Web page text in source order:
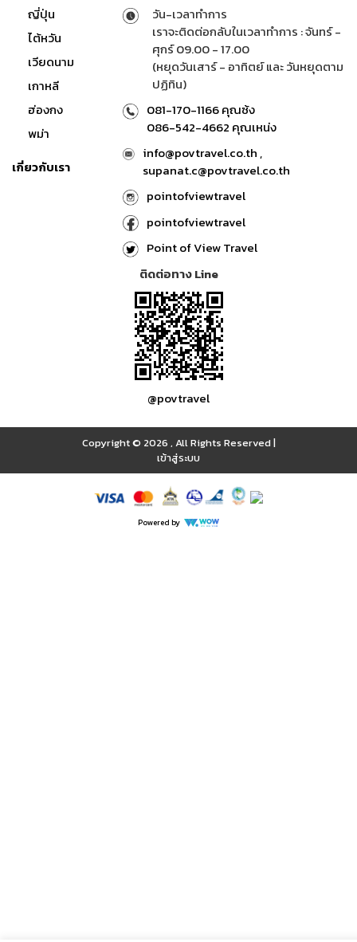
ญี่ปุ่น
ไต้หวัน
เวียดนาม
เกาหลี
ฮ่องกง
พม่า
เกี่ยวกับเรา
วัน-เวลาทำการ
เราจะติดต่อกลับในเวลาทำการ : จันทร์ -
ศุกร์ 09.00 - 17.00
(หยุดวันเสาร์ - อาทิตย์ และ วันหยุดตาม
ปฏิทิน)
081-170-1166 คุณซ้ง
086-542-4662 คุณเหน่ง
info@povtravel.co.th ,
supanat.c@povtravel.co.th
pointofviewtravel
pointofviewtravel
Point of View Travel
ติดต่อทาง Line
@povtravel
Copyright © 2026 , All Rights Reserved|
เข้าสู่ระบบ
Powered by